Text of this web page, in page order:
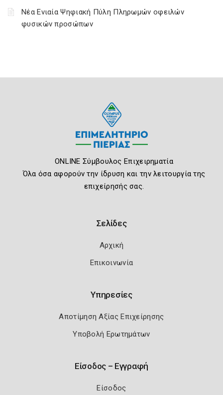
Νέα Ενιαία Ψηφιακή Πύλη Πληρωμών οφειλών
φυσικών προσώπων
ONLINE Σύμβουλος Επιχειρηματία
Όλα όσα αφορούν την ίδρυση και την λειτουργία της
επιχείρησής σας.
Σελίδες
Αρχική
Επικοινωνία
Υπηρεσίες
Αποτίμηση Αξίας Επιχείρησης
Υποβολή Ερωτημάτων
Είσοδος – Εγγραφή
Είσοδος